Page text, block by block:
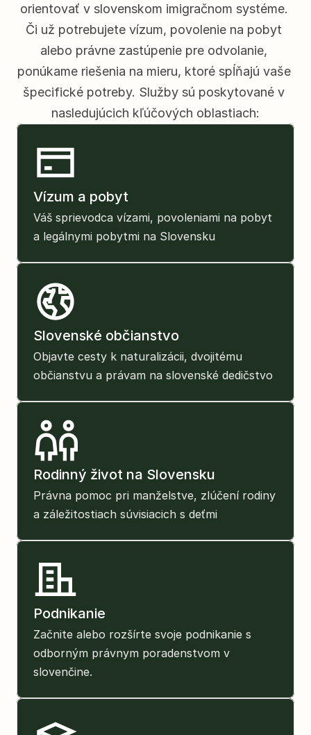
orientovať v slovenskom imigračnom systéme.
Či už potrebujete vízum, povolenie na pobyt
alebo právne zastúpenie pre odvolanie,
ponúkame riešenia na mieru, ktoré spĺňajú vaše
špecifické potreby. Služby sú poskytované v
nasledujúcich kľúčových oblastiach:
Vízum a pobyt
Váš sprievodca vízami, povoleniami na pobyt
a legálnymi pobytmi na Slovensku
Rodinný život na Slovensku
Právna pomoc pri manželstve, zlúčení rodiny
a záležitostiach súvisiacich s deťmi
Podnikanie
Začnite alebo rozšírte svoje podnikanie s
odborným právnym poradenstvom v
slovenčine.
Slovenské občianstvo
Objavte cesty k naturalizácii, dvojitému
občianstvu a právam na slovenské dedičstvo